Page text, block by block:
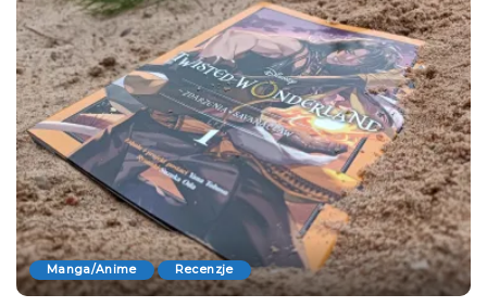
Manga/Anime Recenzje